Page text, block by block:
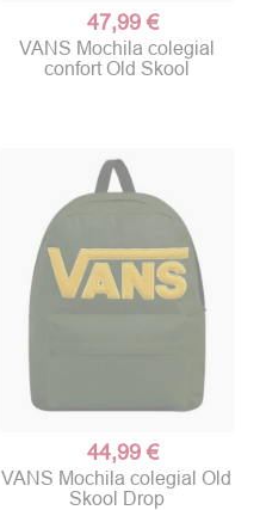
47,99 €
VANS Mochila colegial
confort Old Skool
44,99 €
VANS Mochila colegial Old
Skool Drop